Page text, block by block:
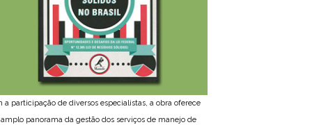
a participação de diversos especialistas, a obra oferece
panorama da gestão dos serviços de manejo de